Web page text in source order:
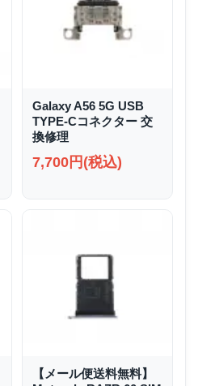
Galaxy A56 5G USB
TYPE-Cコネクター 交
換修理
7,700円(税込)
【メール便送料無料】